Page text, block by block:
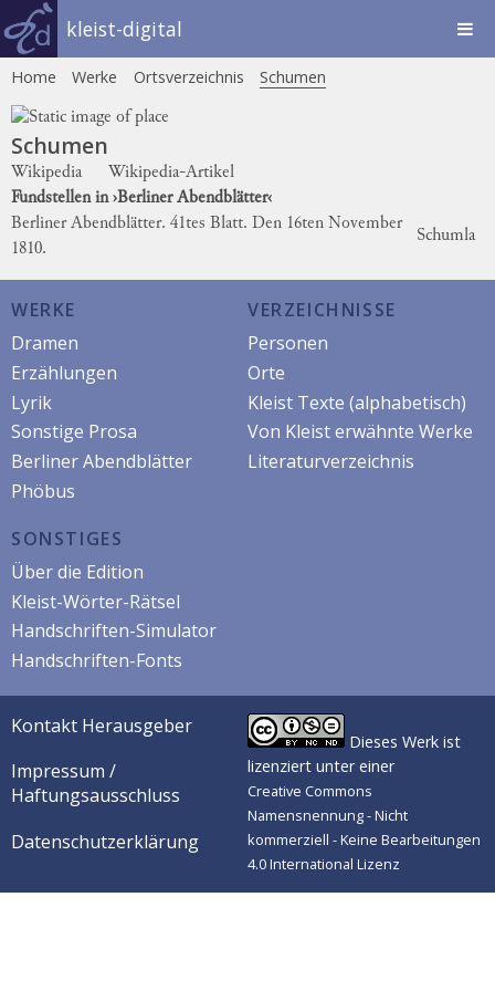
kleist-digital
Home Werke Ortsverzeichnis Schumen
Schumen
Wikipedia
Wikipedia-Artikel
Fundstellen in ›Berliner Abendblätter‹
Berliner Abendblätter. 41tes Blatt. Den 16ten November
1810.
Schumla
WERKE
Dramen
Erzählungen
Lyrik
Sonstige Prosa
Berliner Abendblätter
Phöbus
VERZEICHNISSE
Personen
Orte
Kleist Texte (alphabetisch)
Von Kleist erwähnte Werke
Literaturverzeichnis
SONSTIGES
Über die Edition
Kleist-Wörter-Rätsel
Handschriften-Simulator
Handschriften-Fonts
Kontakt Herausgeber
Impressum /
Haftungsausschluss
Datenschutzerklärung
Dieses Werk ist
lizenziert unter einer
Creative Commons
Namensnennung - Nicht
kommerziell - Keine Bearbeitungen
4.0 International Lizenz